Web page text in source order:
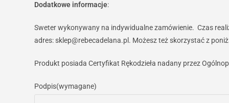
Dodatkowe informacje:
Sweter wykonywany na indywidualne zamówienie. Czas
adres: sklep@rebecadelana.pl. Możesz też skorzystać z
Produkt posiada Certyfikat Rękodzieła nadany przez
Podpis(wymagane)